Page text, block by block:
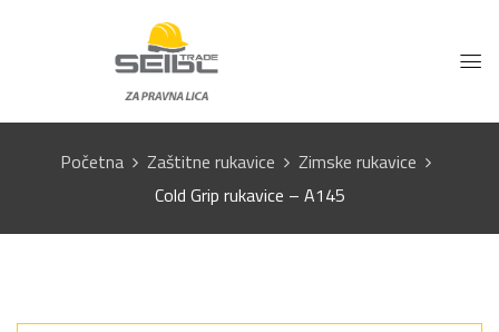
Početna Zaštitne rukavice
Zimske rukavice
Cold Grip rukavice – A145